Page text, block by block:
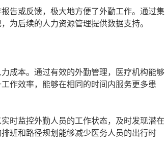
告或反馈，极大地方便了外勤工作。通过集
为后续的人力资源管理提供数据支持。
成本。通过有效的外勤管理，医疗机构能够
作效率，能够在相同的时间内服务更多患
时监控外勤人员的工作状态，及时发现潜在
班和路径规划能够减少医务人员的出行时